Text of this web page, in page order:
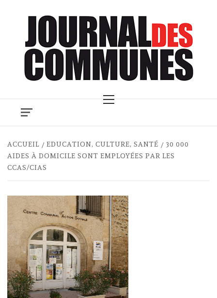
Menu
ACCUEIL EDUCATION, CULTURE, SANTÉ
30 000
AIDES À DOMICILE SONT EMPLOYÉES PAR LES
CCAS/CIAS